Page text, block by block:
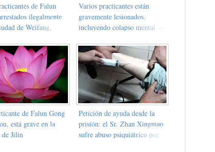
de Falun
ilegalmente
de Weifang,
Varios practicantes están
gravemente lesionados,
incluyendo colapso mental —
aplazado
de Falun Gong
está grave en la
Jilin
Petición de ayuda desde la
prisión: el Sr. Zhan Xingmao
sufre abuso psiquiátrico por